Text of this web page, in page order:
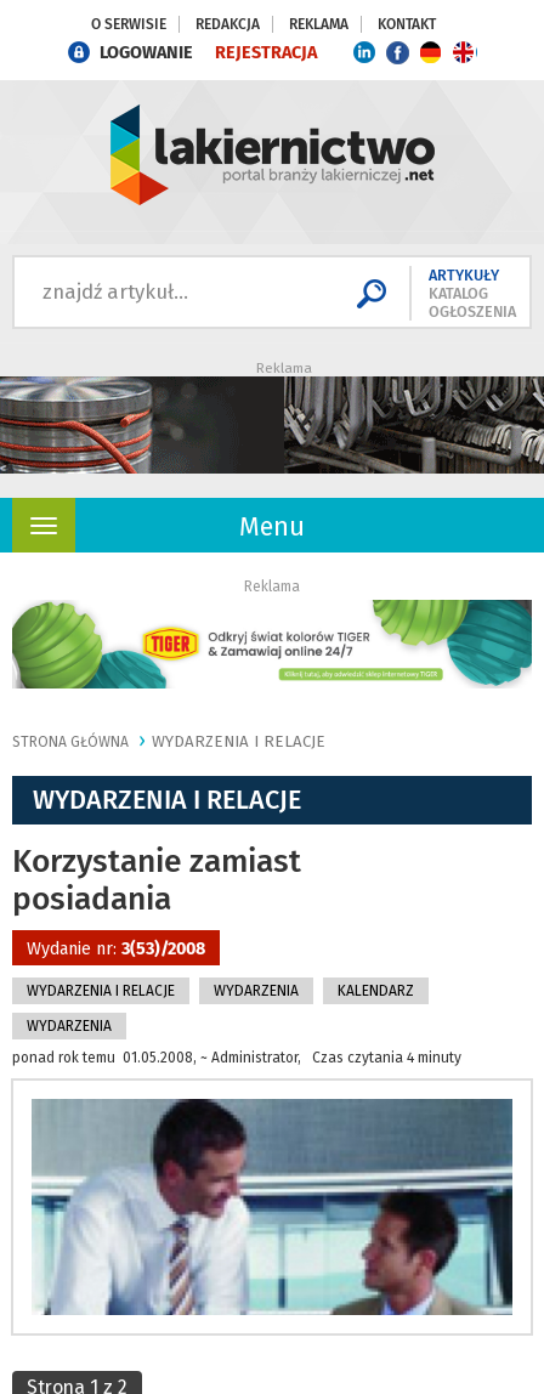
O SERWISIE REDAKCJA REKLAMA KONTAKT
LOGOWANIE REJESTRACJA
ARTYKUŁY
KATALOG
OGŁOSZENIA
Reklama
Menu
Rozwiń
Reklama
STRONA GŁÓWNA WYDARZENIA I RELACJE
WYDARZENIA I RELACJE
Korzystanie zamiast
posiadania
Wydanie nr: 3(53)/2008
WYDARZENIA I RELACJE WYDARZENIA KALENDARZ
WYDARZENIA
ponad rok temu 01.05.2008, ~ Administrator, Czas czytania 4 minuty
Strona 1 z 2